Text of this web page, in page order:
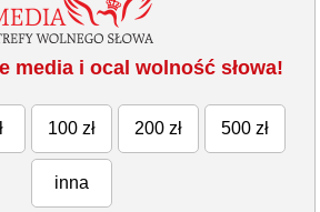
media i ocal wolność słowa!
100 zł 200 zł 500 zł
inna